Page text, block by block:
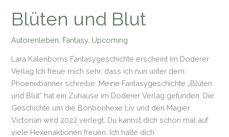
Blüten und Blut
Autorenleben Fantasy, Upcoming
Lara Kalenborns Fantasygeschichte erscheint im Doderer
Verlag Ich freue mich sehr, dass ich nun unter dem
Phoenixbanner schreibe. Meine Fantasygeschichte „Blüten
und Blut“ hat ein Zuhause im Doderer Verlag gefunden. Die
Geschichte um die Bonbonhexe Liv und den Magier
Victorian wird 2022 verlegt. Du kannst dich schon mal auf
viele Hexenaktionen freuen. Ich halte dich